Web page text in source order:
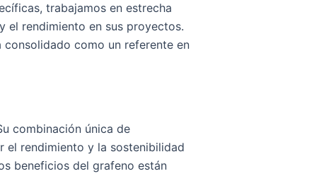
trabajamos en estrecha
el rendimiento en sus proyectos.
consolidado como un referente en
combinación única de
el rendimiento y la sostenibilidad
beneficios del grafeno están